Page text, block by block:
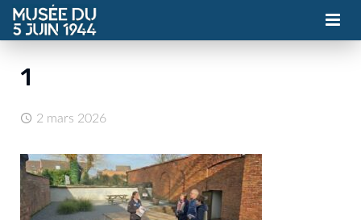
VISITES
CONTACT
1
2 mars 2026